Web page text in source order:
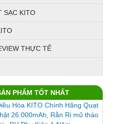
SẠC KITO
THỰC TẾ
PHẨM TỐT NHẤT